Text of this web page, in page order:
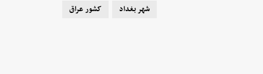
شهر بغداد
کشور عراق